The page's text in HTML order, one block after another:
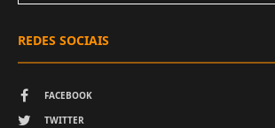
REDES SOCIAIS
FACEBOOK
TWITTER